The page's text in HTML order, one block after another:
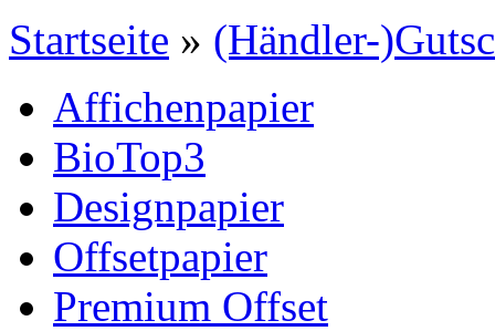
Startseite » (Händler-
Affichenpapier
BioTop3
Designpapier
Offsetpapier
Premium Offset